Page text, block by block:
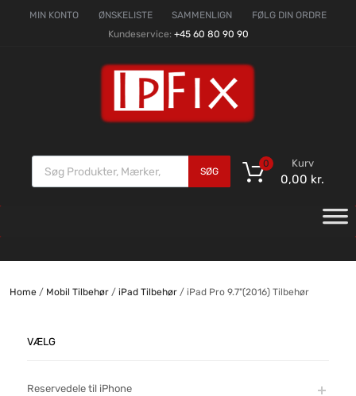
MIN KONTO ØNSKELISTE SAMMENLIGN
FØLG DIN ORDRE
Kundeservice: +45 60 80 90 90
SØG
Kurv
0,00 kr.
0
Home/ Mobil Tilbehør/ iPad Tilbehør/ iPad Pro 9.7"(2016) Tilbehør
VÆLG
Reservedele til iPhone